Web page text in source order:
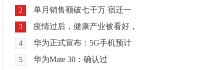
2 单月销售额破七千万 宿迁一
3 疫情过后，健康产业被看好，
4 华为正式宣布：5G手机预计
5 华为Mate 30：确认过